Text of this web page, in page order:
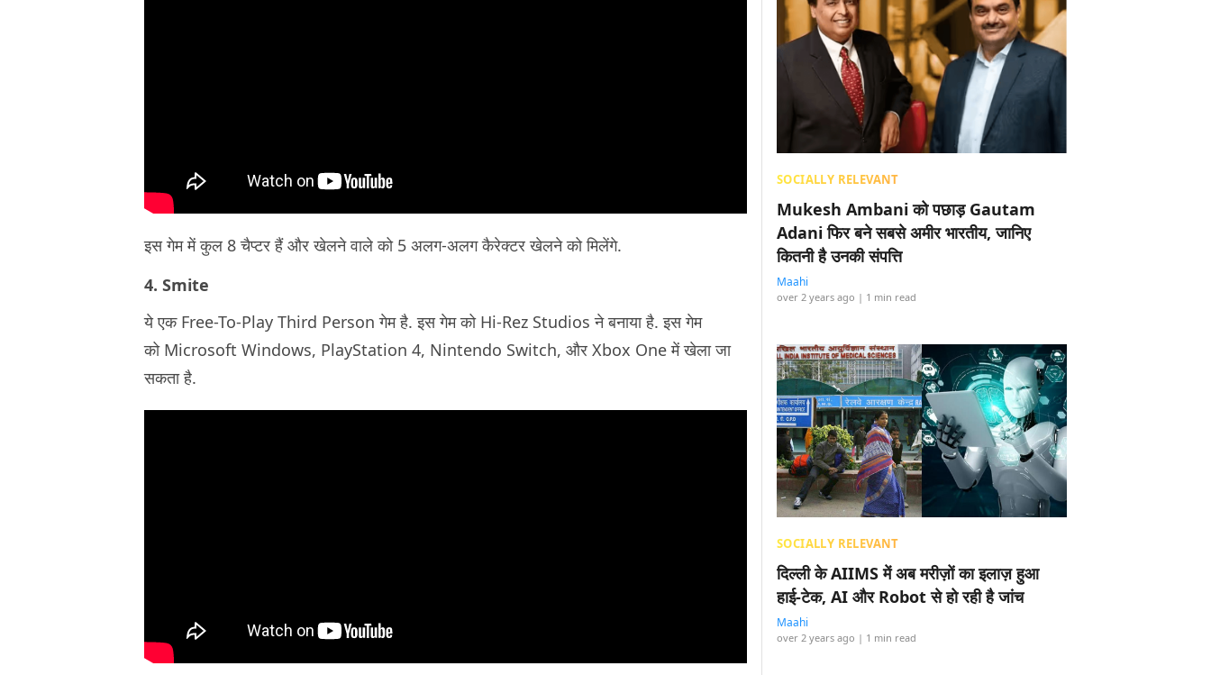
इस गेम में कुल 8 चैप्टर हैं और खेलने वाले को 5 अलग-अलग कैरेक्टर खेलने को मिलेंगे.
4. Smite
ये एक Free-To-Play Third Person गेम है. इस गेम को Hi-Rez Studios ने बनाया है. इस गेम
को Microsoft Windows, PlayStation 4, Nintendo Switch, और Xbox One में खेला जा
सकता है.
SOCIALLY RELEVANT
Mukesh Ambani को पछाड़ Gautam
Adani फिर बने सबसे अमीर भारतीय, जानिए
कितनी है उनकी संपत्ति
Maahi
over 2 years ago | 1 min read
SOCIALLY RELEVANT
दिल्ली के AIIMS में अब मरीज़ों का इलाज़ हुआ
हाई-टेक, AI और Robot से हो रही है जांच
Maahi
over 2 years ago | 1 min read